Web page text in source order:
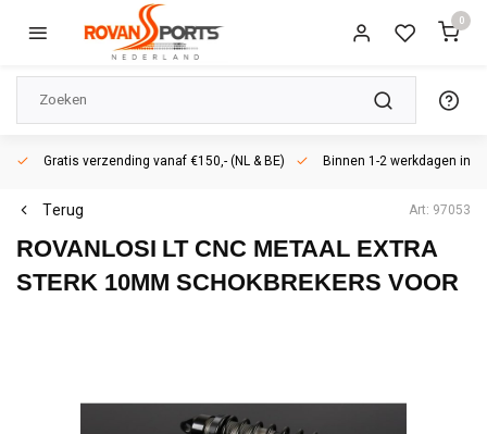
0
Gratis verzending vanaf €150,- (NL & BE) Binnen 1-2 werkdagen in
Terug Art: 97053
ROVANLOSI LT CNC METAAL EXTRA
STERK 10MM SCHOKBREKERS VOOR